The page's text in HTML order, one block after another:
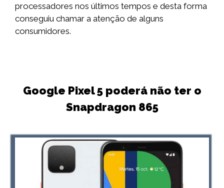
processadores nos últimos tempos e desta forma
conseguiu chamar a atenção de alguns
consumidores.
Google Pixel 5 poderá não ter o
Snapdragon 865